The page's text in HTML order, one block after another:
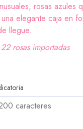
rosas azules
elegante caja en
llegue.
rosas importadas